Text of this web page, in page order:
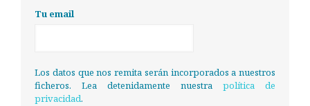
Tu email
Los datos que nos remita serán incorporados a nuestros
ficheros. Lea detenidamente nuestra política de
privacidad.